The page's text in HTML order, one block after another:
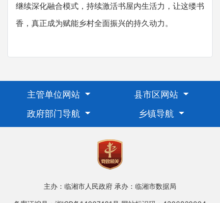
继续深化融合模式，持续激活书屋内生活力，让这缕书
香，真正成为赋能乡村全面振兴的持久动力。
主管单位网站
县市区网站
政府部门导航
乡镇导航
主办：临湘市人民政府 承办：临湘市数据局